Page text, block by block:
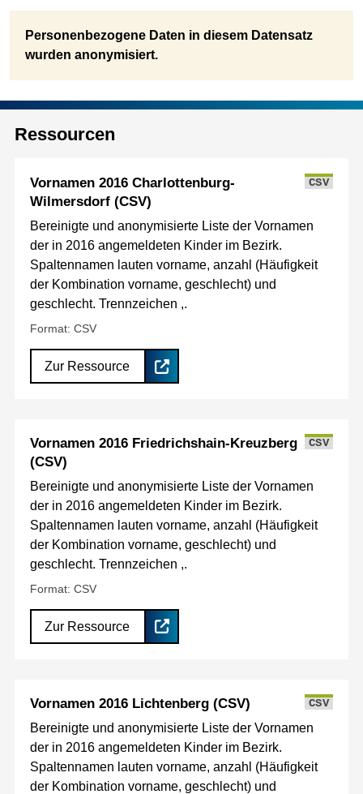
Personenbezogene Daten in diesem Datensatz
wurden anonymisiert.
Ressourcen
Vornamen 2016 Charlottenburg-
Wilmersdorf (CSV)
CSV
Bereinigte und anonymisierte Liste der Vornamen
der in 2016 angemeldeten Kinder im Bezirk.
Spaltennamen lauten vorname, anzahl (Häufigkeit
der Kombination vorname, geschlecht) und
geschlecht. Trennzeichen ,.
Format: CSV
Zur Ressource
Vornamen 2016 Friedrichshain-Kreuzberg
(CSV)
CSV
Bereinigte und anonymisierte Liste der Vornamen
der in 2016 angemeldeten Kinder im Bezirk.
Spaltennamen lauten vorname, anzahl (Häufigkeit
der Kombination vorname, geschlecht) und
geschlecht. Trennzeichen ,.
Format: CSV
Zur Ressource
Vornamen 2016 Lichtenberg (CSV) CSV
Bereinigte und anonymisierte Liste der Vornamen
der in 2016 angemeldeten Kinder im Bezirk.
Spaltennamen lauten vorname, anzahl (Häufigkeit
der Kombination vorname, geschlecht) und